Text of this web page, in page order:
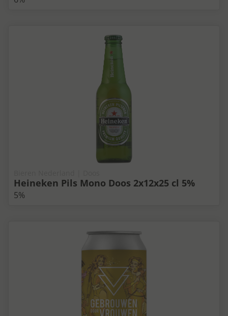
Heineken Pils Mono Doos 2x12x25 cl 5%
5%